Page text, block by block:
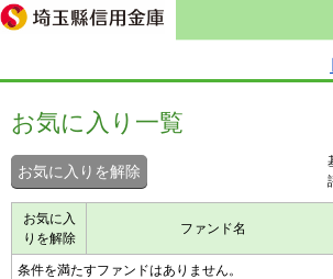
お気に入り一覧
お気に入りを解除
お気に入
りを解除
ファンド名
条件を満たすファンドはありません。